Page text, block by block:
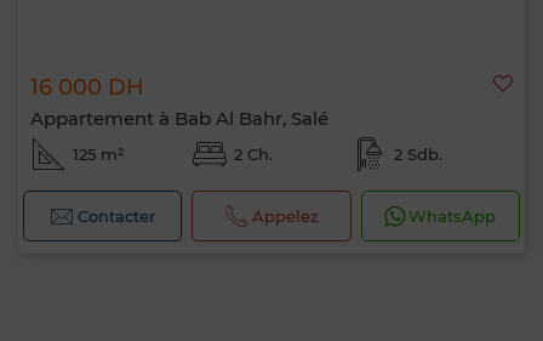
16 000 DH
Appartement à Bab Al Bahr, Salé
125 m² 2 Ch. 2 Sdb.
Contacter Appelez WhatsApp